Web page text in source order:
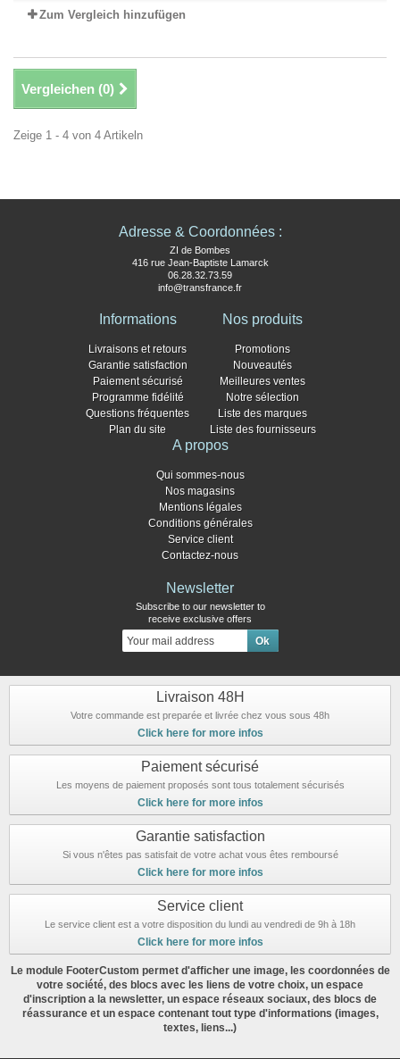
Zum Vergleich hinzufügen
Vergleichen (0)
Zeige 1 - 4 von 4 Artikeln
Adresse & Coordonnées :
ZI de Bombes
416 rue Jean-Baptiste Lamarck
06.28.32.73.59
info@transfrance.fr
Informations
Livraisons et retours
Garantie satisfaction
Paiement sécurisé
Programme fidélité
Questions fréquentes
Plan du site
Nos produits
Promotions
Nouveautés
Meilleures ventes
Notre sélection
Liste des marques
Liste des fournisseurs
A propos
Qui sommes-nous
Nos magasins
Mentions légales
Conditions générales
Service client
Contactez-nous
Newsletter
Subscribe to our newsletter to
receive exclusive offers
Livraison 48H
Votre commande est preparée et livrée chez vous sous 48h
Click here for more infos
Paiement sécurisé
Les moyens de paiement proposés sont tous totalement sécurisés
Click here for more infos
Garantie satisfaction
Si vous n'êtes pas satisfait de votre achat vous êtes remboursé
Click here for more infos
Service client
Le service client est a votre disposition du lundi au vendredi de 9h à 18h
Click here for more infos
Le module FooterCustom permet d'afficher une image, les coordonnées de
votre société, des blocs avec les liens de votre choix, un espace
d'inscription a la newsletter, un espace réseaux sociaux, des blocs de
réassurance et un espace contenant tout type d'informations (images,
textes, liens...)